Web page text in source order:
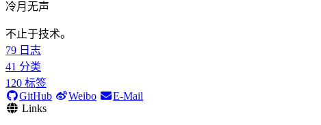
冷月无声
不止于技术。
79 日志
41 分类
120 标签
GitHub
Weibo
E-Mail
Links